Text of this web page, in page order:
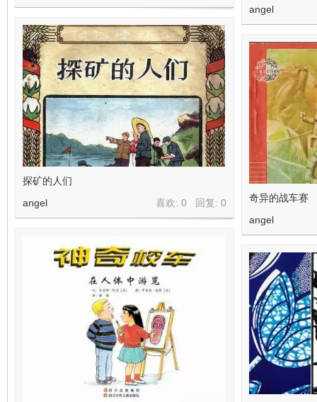
angel
探矿的人们
喜欢: 0 回复: 0
angel
奇异的战车赛
angel